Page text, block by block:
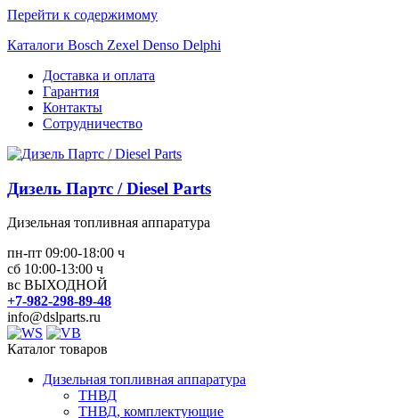
Перейти к содержимому
Каталоги Bosch Zexel Denso Delphi
Доставка и оплата
Гарантия
Контакты
Сотрудничество
Дизель Партс / Diesel Parts
Дизельная топливная аппаратура
пн-пт 09:00-18:00 ч
сб 10:00-13:00 ч
вс ВЫХОДНОЙ
+7-982-298-89-48
info@dslparts.ru
Каталог товаров
Дизельная топливная аппаратура
ТНВД
ТНВД, комплектующие